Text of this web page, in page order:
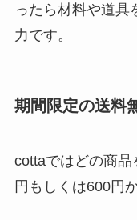
ったら材料や道具
力です。
期間限定の送料
cottaではどの商
円もしくは600円